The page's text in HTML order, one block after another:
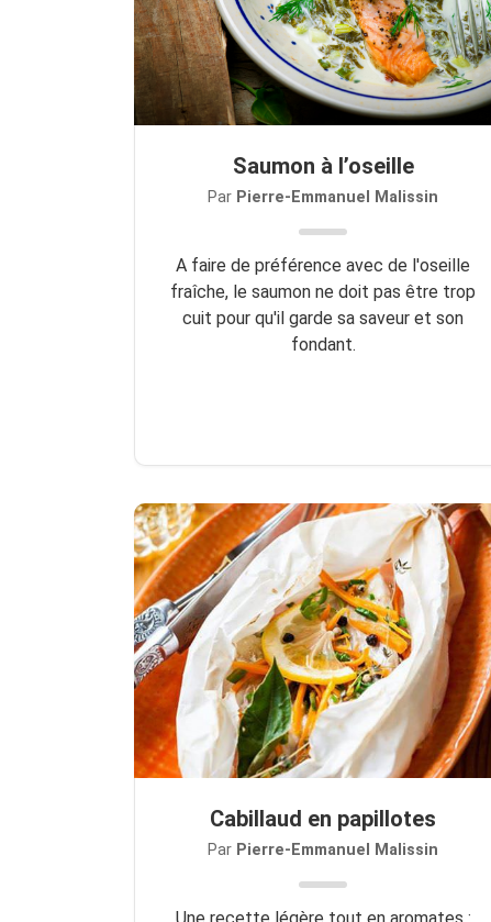
Saumon à l’oseille
Par Pierre-Emmanuel Malissin
A faire de préférence avec de l'oseille
fraîche, le saumon ne doit pas être trop
cuit pour qu'il garde sa saveur et son
fondant.
Cabillaud en papillotes
Par Pierre-Emmanuel Malissin
Une recette légère tout en aromates :